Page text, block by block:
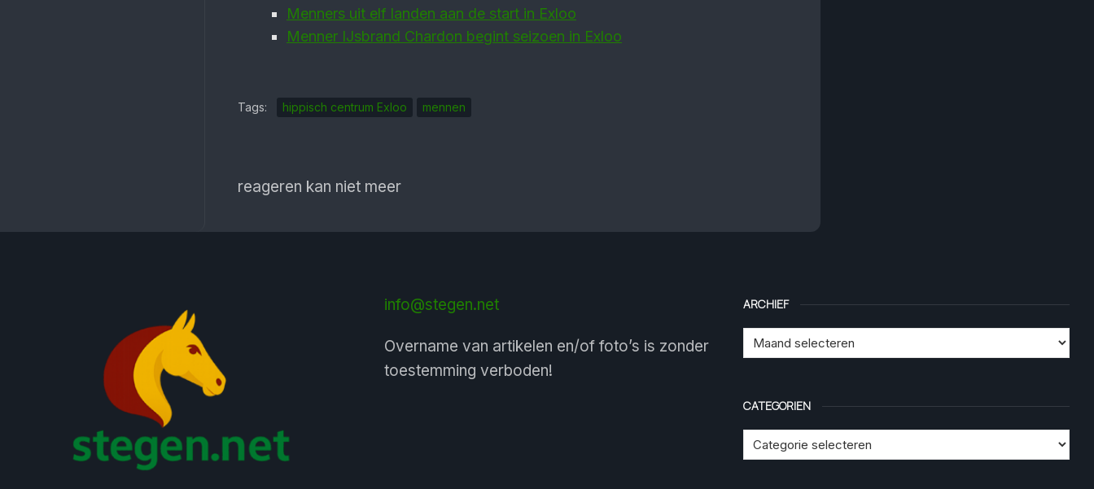
Menners uit elf landen aan de start in Exloo
Menner IJsbrand Chardon begint seizoen in Exloo
Tags: hippisch centrum Exloo mennen
reageren kan niet meer
info@stegen.net
Overname van artikelen en/of foto’s is zonder
toestemming verboden!
ARCHIEF
CATEGORIEN